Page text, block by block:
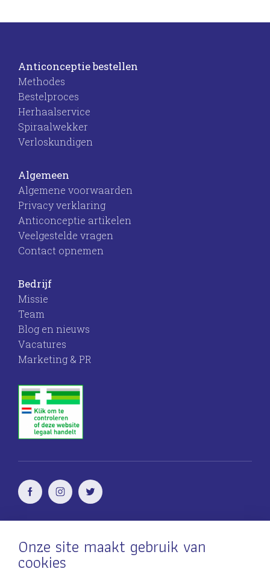
Onze site maakt gebruik van
cookies
Anticonceptie bestellen
Methodes
Bestelproces
Herhaalservice
Spiraalwekker
Verloskundigen
Algemeen
Algemene voorwaarden
Privacy verklaring
Anticonceptie artikelen
Veelgestelde vragen
Contact opnemen
Bedrijf
Missie
Team
Blog en nieuws
Vacatures
Marketing & PR
Incontinentie problemen?